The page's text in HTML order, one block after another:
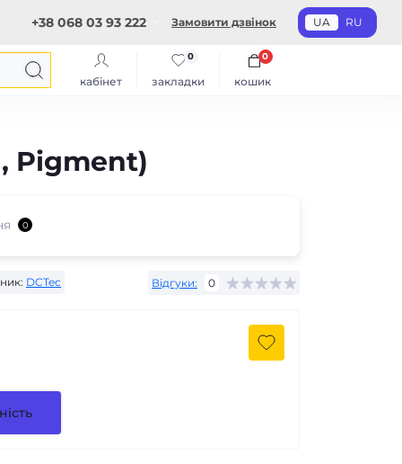
+38 068 03 93 222 Замовити дзвінок UA RU
кабінет закладки
0
кошик
0
Pigment)
0
DCTec Відгуки: 0